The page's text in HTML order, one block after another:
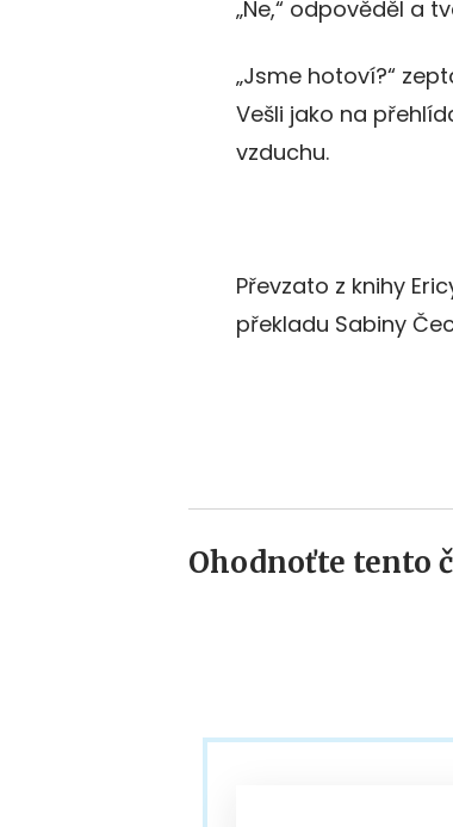
„Ne,“ odpověděl a
„Jsme hotoví?“
Vešli jako na
vzduchu.
Převzato z knihy
překladu Sabiny
Ohodnoťte tento